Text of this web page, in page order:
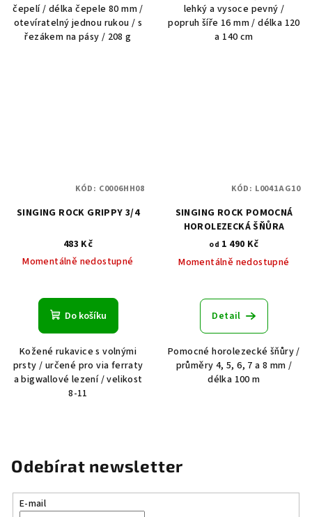
čepelí / délka čepele 80 mm /
otevíratelný jednou rukou / s
řezákem na pásy / 208 g
lehký a vysoce pevný /
popruh šíře 16 mm / délka 120
a 140 cm
SINGING ROCK GRIPPY 3/4
483 Kč
Momentálně nedostupné
hodnocení
produktu
z
5
hvězdiček.
Do košíku
Kožené rukavice s volnými
prsty / určené pro via ferraty
a bigwallové lezení / velikost
8-11
KÓD: C0006HH08
SINGING ROCK POMOCNÁ
HOROLEZECKÁ ŠŇŮRA
od 1 490 Kč
Momentálně nedostupné
Detail
Pomocné horolezecké šňůry /
průměry 4, 5, 6, 7 a 8 mm /
délka 100 m
KÓD: L0041AG10
Odebírat newsletter
E-mail